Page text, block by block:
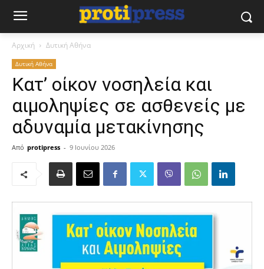
Αρχική Δυτική Αθήνα
Δυτική Αθήνα
Κατ’ οίκον νοσηλεία και
αιμοληψίες σε ασθενείς με
αδυναμία μετακίνησης
Από protipress - 9 Ιουνίου 2026